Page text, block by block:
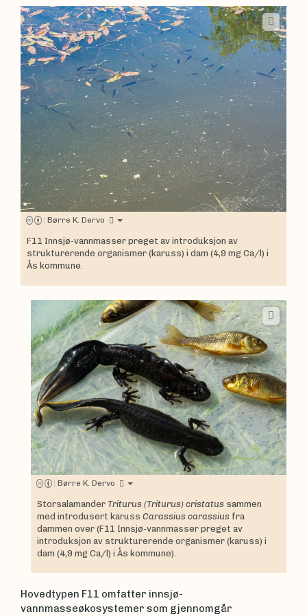
| Børre K. Dervo
F11 Innsjø-vannmasser preget av introduksjon av
strukturerende organismer (karuss) i dam (4,9 mg Ca/l) i
Ås kommune.
| Børre K. Dervo
Storsalamander Triturus (Triturus) cristatus sammen
med introdusert karuss Carassius carassius fra
dammen over (F11 Innsjø-vannmasser preget av
introduksjon av strukturerende organismer (karuss) i
dam (4,9 mg Ca/l) i Ås kommune).
Hovedtypen F11 omfatter innsjø-
vannmasseøkosystemer som gjennomgår